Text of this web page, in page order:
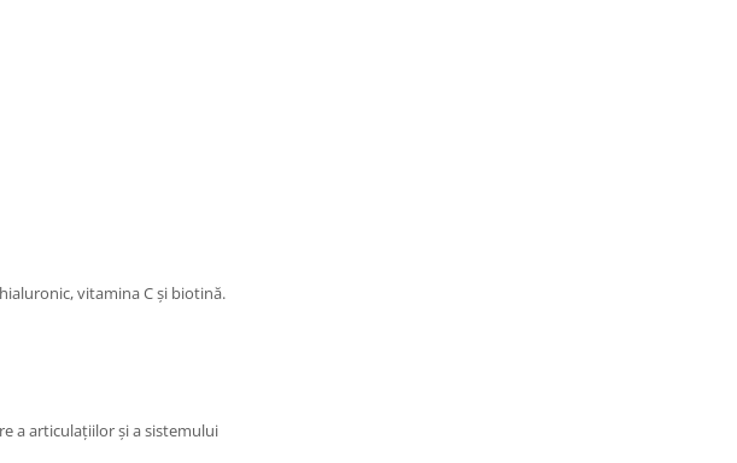
vitamina C și biotină.
a articulațiilor și a sistemului